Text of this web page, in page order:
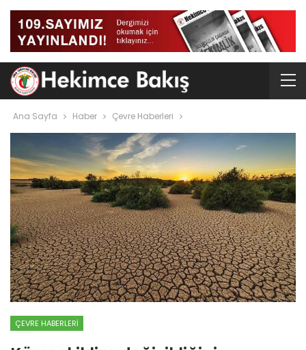
Ana Sayfa Haber Çevre Haberleri
ÇEVRE HABERLERI